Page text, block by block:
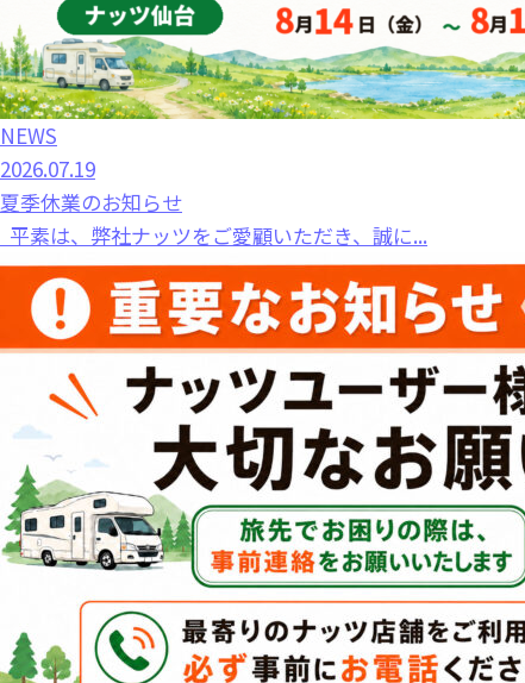
NEWS
2026.07.19
夏季休業のお知らせ
平素は、弊社ナッツをご愛顧いただき、誠に...